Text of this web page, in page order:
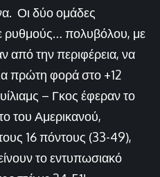
Οι δύο ομάδες
ρυθμούς… πολυβόλου, με
από την περιφέρεια, να
πρώτη φορά στο +12
– Γκος έφεραν το
του Αμερικανού,
16 πόντους (33-49),
το εντυπωσιακό